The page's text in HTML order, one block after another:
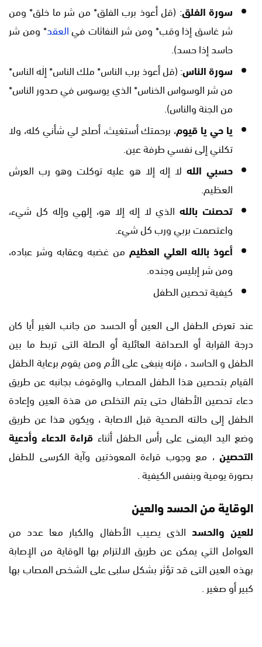
سورة الفلق: (قل أعوذ برب الفلق* من شر ما خلق* ومن
شر غاسق إذا وقب* ومن شر النفاثات فيالعقد* ومن شر
حاسد إذا حسد).
سورة الناس: (قل أعوذ برب الناس* ملك الناس* إلٰه الناس*
من شر الوسواس الخناس* الذي يوسوس في صدور الناس*
من الجنة والناس).
يا حي يا قيوم، برحمتك أستغيث، أصلح لي شأني كله، ولا
تكلني إلى نفسي طرفة عين.
حسبي الله لا إله إلا هو عليه توكلت وهو رب العرش
العظيم.
تحصنت باللهالذي لا إله إلا هو، إلهي وإله كل شيء،
واعتصمت بربي ورب كل شيء.
أعوذ بالله العلي العظيم من غضبه وعقابه وشر عباده،
ومن شر إبليس وجنده.
كيفية تحصين الطفل
عند تعرض الطفل الى العين أو الحسد من جانب الغير أيا كان
درجة القرابة أو الصداقة العائلية أو الصلة التى تربط ما بين
الطفل و الحاسد ، فإنه ينبغى على الأم ومن يقوم برعاية الطفل
القيام بتحصين هذا الطفل المصاب والوقوف بجانبه عن طريق
دعاء تحصين الأطفال حتى يتم التخلص من هذة العين وإعادة
الطفل إلى حالته الصحية قبل الاصابة ، ويكون هذا عن طريق
وضع اليد اليمنى على رأس الطفل أثناء قراءة الدعاء وأدعية
التحصين ، مع وجوب قراءة المعوذتين وآية الكرسى للطفل
بصورة يومية وبنفس الكيفية .
الوقاية من الحسد والعين
للعين والحسد الذى يصيب الأطفال والكبار معا عدد من
العوامل التي يمكن عن طريق الالتزام بها الوقاية من الإصابة
بهذه العين التى قد تؤثر بشكل سلبى على الشخص المصاب بها
كبير أو صغير .